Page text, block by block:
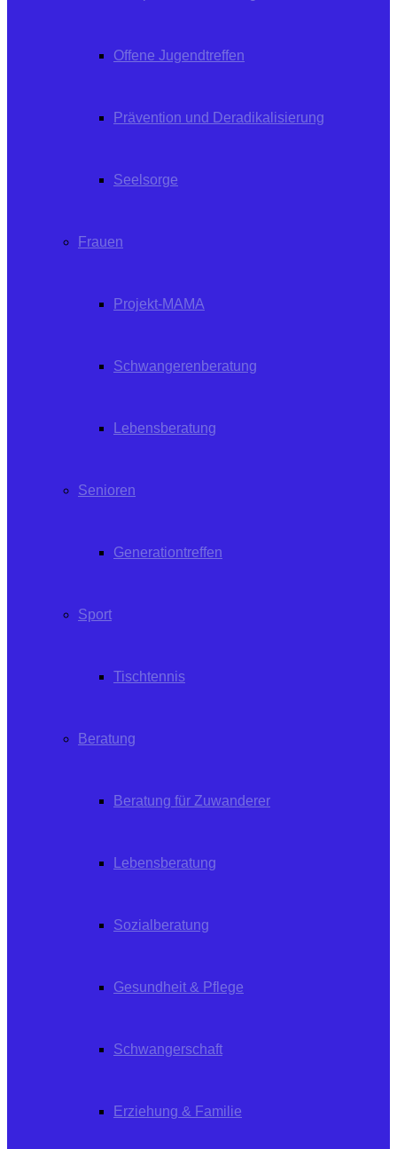
Offene Jugendtreffen
Prävention und Deradikalisierung
Seelsorge
Frauen
Projekt-MAMA
Schwangerenberatung
Lebensberatung
Senioren
Generationtreffen
Sport
Tischtennis
Beratung
Beratung für Zuwanderer
Lebensberatung
Sozialberatung
Gesundheit & Pflege
Schwangerschaft
Erziehung & Familie